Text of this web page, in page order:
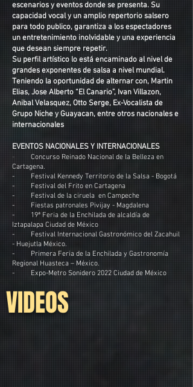
escenarios y eventos donde se presenta. Su
capacidad vocal y un amplio repertorio salsero
para todo publico, garantiza a los espectadores
un entretenimiento inolvidable y una experiencia
que desean siempre repetir.
Su perfil artístico lo está encaminado al nivel de
grandes exponentes de salsa a nivel mundial.
Teniendo la oportunidad de alternar con, Martin
Elias, Jose Alberto “El Canario”, Ivan Villazon,
Anibal Velasquez, Otto Serge, Ex-Vocalista de
Grupo Niche y Guayacan, entre otros nacionales e
internacionales
EVENTOS NACIONALES Y INTERNACIONALES
-
Concurso Reinado Nacional de la Belleza en
Cartagena.
- Festival Kennedy Territorio de la Salsa - Bogotá
- Festival del Frito en Cartagena
- Festival de la ciruela en Campeche
- Fiestas patronales Pivijay - Magdalena
- 19ª Feria de la Enchilada de alcaldía de
Iztapalapa Ciudad de México
- Festival Internacional Gastronómico del Zacahuil
- Huejutla México.
- Primera Feria de la Enchilada y Gastronomía
Regional Huasteca – México.
- Expo-Metro Sonidero 2022 Ciudad de México
VIDEOS